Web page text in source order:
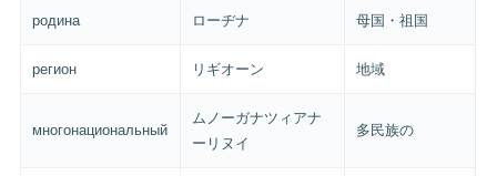
родина ローヂナ 母国・祖国
регион リギオーン 地域
многонациональный
ムノーガナツィアナ
ーリヌイ
多民族の